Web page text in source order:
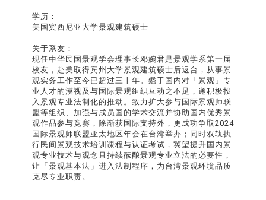
学历：
美国宾西尼亚大学景观建筑硕士
关于系友：
现任中华民国景观学会理事长邓婉君是景观学系第一届
校友，赴美取得宾州大学景观建筑硕士后返台，从事景
观实务工作至今已超过三十年。鑑于国内对「景观」专
业人才的漠视及与国际景观组织互动之不足，遂积极投
入景观专业法制化的推动。致力扩大参与国际景观师联
盟等组织、加强与成员国的学术交流并协助国内优秀景
观作品参与竞赛，除渐获国际支持外，更成功争取2024
国际景观师联盟亚太地区年会在台湾举办；同时双轨执
行民间景观技术培训课程与认证考试，冀望提升国内景
观专业技术与观念且持续酝酿景观专业立法的必要性，
让「景观基本法」进入法制程序，为台湾景观环境品质
克尽专业职责。